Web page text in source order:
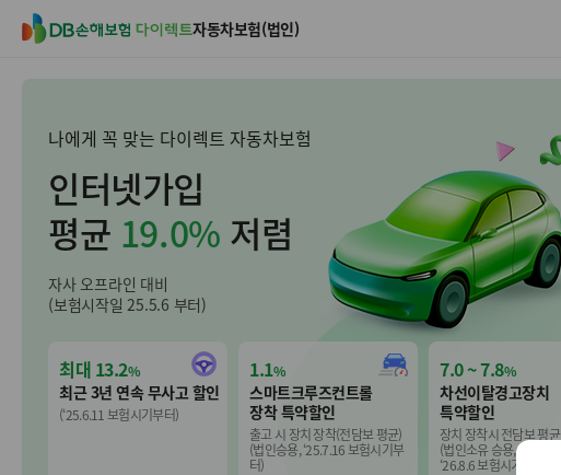
D
자동차보험(법인)
나에게 꼭 맞는 다이렉트 자동차보험
인터넷가입
평균 19.0% 저렴
자사 오프라인 대비
(보험시작일 25.5.6 부터)
최대 13.2%
최근 3년 연속 무사고 할인
(‘25.6.11 보험시기부터)
1.1%
스마트크루즈컨트롤
장착 특약할인
출고 시 장치 장착(전담보 평균)
(법인승용, ‘25.7.16 보험시기부
터)
7.0 ~ 7.8%
차선이탈경고장치
특약할인
장치 장착시 전담보 평균
(법인소유 승용,승합,화물,
‘26.8.6 보험시기부터)